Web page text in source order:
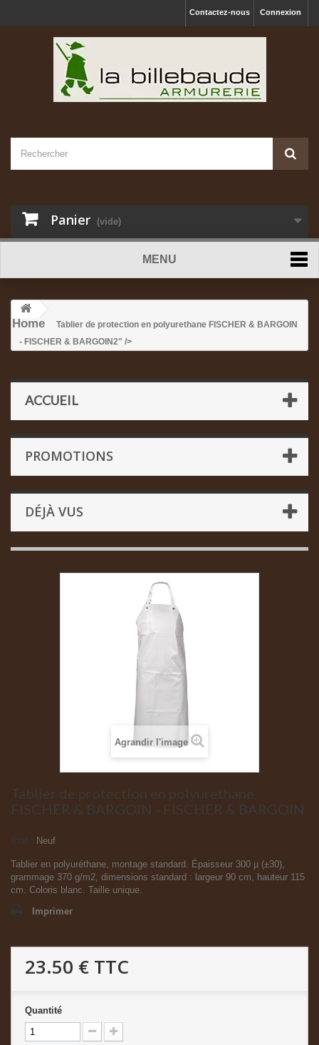
Connexion
Contactez-nous
Panier (vide)
MENU
Home
Tablier de protection en polyurethane FISCHER & BARGOIN
- FISCHER & BARGOIN2" />
ACCUEIL
PROMOTIONS
DÉJÀ VUS
Agrandir l'image
Tablier de protection en polyurethane
FISCHER & BARGOIN - FISCHER & BARGOIN
Neuf
Tablier en polyuréthane, montage standard. Épaisseur 300 µ (±30),
grammage 370 g/m2, dimensions standard : largeur 90 cm, hauteur 115
cm. Coloris blanc. Taille unique.
Imprimer
23.50 € TTC
Quantité